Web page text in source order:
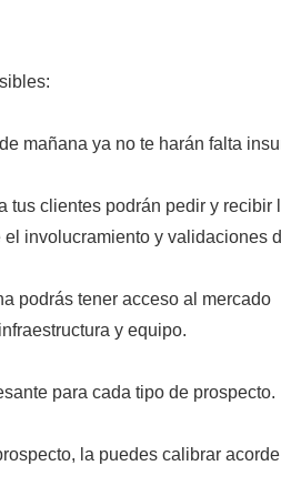
mañana ya no te harán falta
tus clientes podrán pedir y recibir
involucramiento y validaciones
podrás tener acceso al mercado
y equipo.
para cada tipo de prospecto.
la puedes calibrar